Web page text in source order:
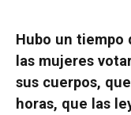
Hubo un tiempo
las mujeres
sus cuerpos,
horas, que las